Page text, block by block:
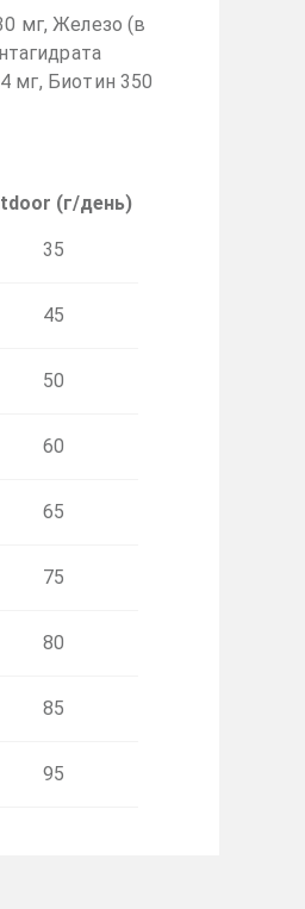
мг, Железо (в
мг, Биотин 350
(г/день)
35
45
50
60
65
75
80
85
95